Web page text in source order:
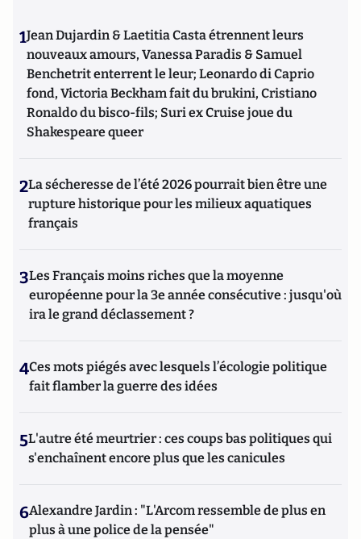
1Jean Dujardin & Laetitia Casta étrennent leurs
nouveaux amours, Vanessa Paradis & Samuel
Benchetrit enterrent le leur; Leonardo di Caprio
fond, Victoria Beckham fait du brukini, Cristiano
Ronaldo du bisco-fils; Suri ex Cruise joue du
Shakespeare queer
2La sécheresse de l’été 2026 pourrait bien être une
rupture historique pour les milieux aquatiques
français
3Les Français moins riches que la moyenne
européenne pour la 3e année consécutive : jusqu'où
ira le grand déclassement ?
4Ces mots piégés avec lesquels l’écologie politique
fait flamber la guerre des idées
5L'autre été meurtrier : ces coups bas politiques qui
s'enchaînent encore plus que les canicules
6Alexandre Jardin : "L'Arcom ressemble de plus en
plus à une police de la pensée"